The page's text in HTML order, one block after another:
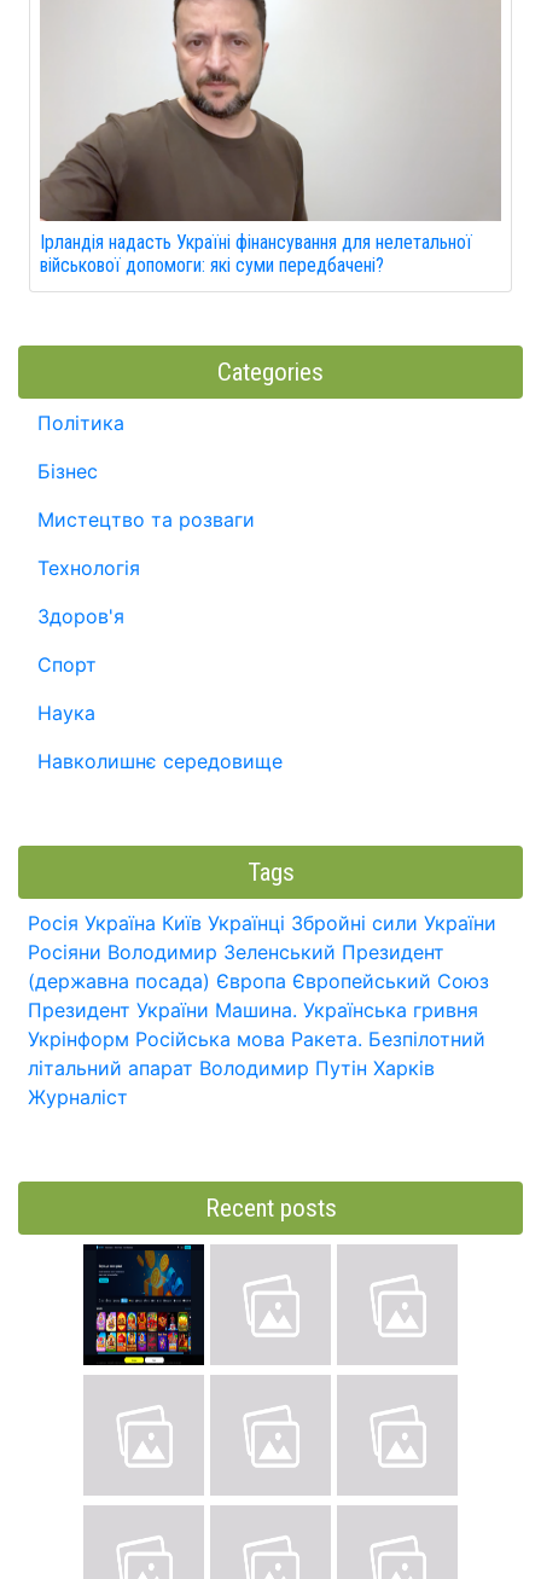
Ірландія надасть Україні фінансування для нелетальної
військової допомоги: які суми передбачені?
Categories
Політика
Бізнес
Мистецтво та розваги
Технологія
Здоров'я
Спорт
Наука
Навколишнє середовище
Tags
Росія Україна Київ Українці Збройні сили України
Росіяни Володимир Зеленський Президент
(державна посада) Європа Європейський Союз
Президент України Машина. Українська гривня
Укрінформ Російська мова Ракета. Безпілотний
літальний апарат Володимир Путін Харків
Журналіст
Recent posts